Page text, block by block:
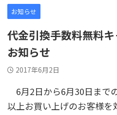
お知らせ
代金引換手数料無料
お知らせ
2017年6月2日
6月2日から6月30日まで
以上お買い上げのお客様を